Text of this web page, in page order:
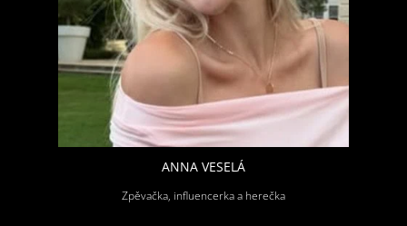
ANNA VESELÁ
Zpěvačka, influencerka a herečka